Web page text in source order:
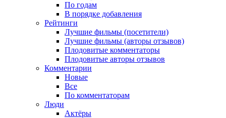
По годам
В порядке добавления
Рейтинги
Лучшие фильмы (посетители)
Лучшие фильмы (авторы отзывов)
Плодовитые комментаторы
Плодовитые авторы отзывов
Комментарии
Новые
Все
По комментаторам
Люди
Актёры